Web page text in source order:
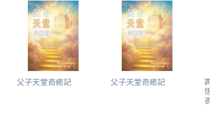
父子天堂奇癒記 父子天堂奇癒記 再
恆
表